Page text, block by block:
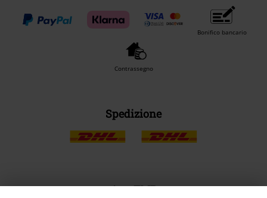
Bonifico bancario
Contrassegno
Spedizione
App EMP